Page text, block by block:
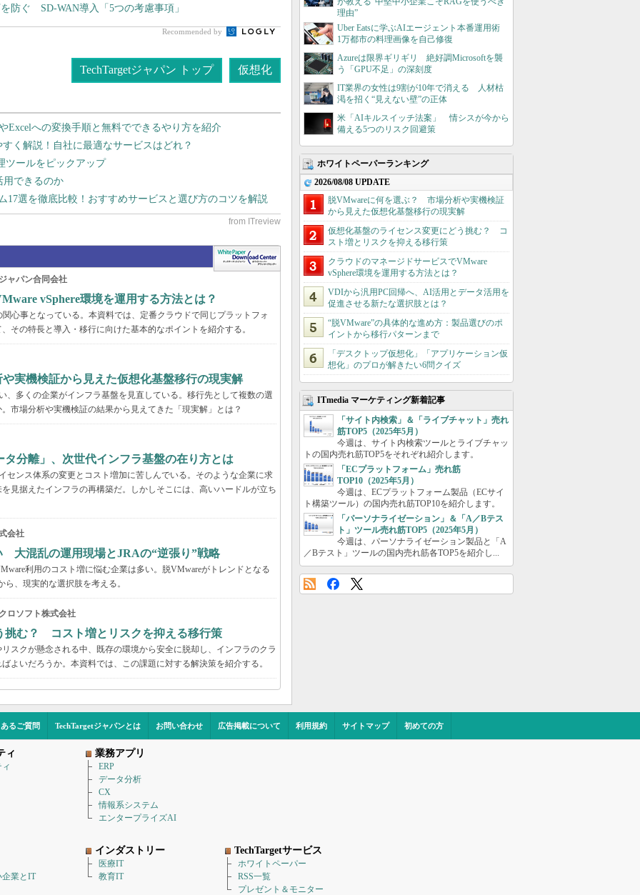
防ぐ SD-WAN導入「5つの考慮事項」
Recommended by
TechTargetジャパン トップ 仮想化
Excelへの変換手順と無料でできるやり方を紹介
く解説！自社に最適なサービスはどれ？
ツールをピックアップ
用できるのか
17選を徹底比較！おすすめサービスと選び方のコツを解説
ャパン合同会社
vSphere環境を運用する方法とは？
心事となっている。本資料では、定番クラウドで同じプラットフォ
その特長と導入・移行に向けた基本的なポイントを紹介する。
実機検証から見えた仮想化基盤移行の現実解
、多くの企業がインフラ基盤を見直している。移行先として複数の選
市場分析や実機検証の結果から見えてきた「現実解」とは？
分離」、次世代インフラ基盤の在り方とは
センス体系の変更とコスト増加に苦しんでいる。そのような企業に求
見据えたインフラの再構築だ。しかしそこには、高いハードルが立ち
会社
大混乱の運用現場とJRAの“逆張り”戦略
利用のコスト増に悩む企業は多い。脱VMwareがトレンドとなる
、現実的な選択肢を考える。
ロソフト株式会社
挑む？ コスト増とリスクを抑える移行策
スクが懸念される中、既存の環境から安全に脱却し、インフラのクラ
よいだろうか。本資料では、この課題に対する解決策を紹介する。
理由”
Uber Eatsに学ぶAIエージェント本番運用術
1万都市の料理画像を自己修復
Azureは限界ギリギリ 絶好調Microsoftを襲
う「GPU不足」の深刻度
IT業界の女性は9割が10年で消える 人材枯
渇を招く“見えない壁”の正体
米「AIキルスイッチ法案」 情シスが今から
備える5つのリスク回避策
ホワイトペーパーランキング
2026/08/08 UPDATE
脱VMwareに何を選ぶ？ 市場分析や実機検証
から見えた仮想化基盤移行の現実解
仮想化基盤のライセンス変更にどう挑む？ コ
スト増とリスクを抑える移行策
クラウドのマネージドサービスでVMware
vSphere環境を運用する方法とは？
VDIから汎用PC回帰へ、AI活用とデータ活用を
促進させる新たな選択肢とは？
“脱VMware”の具体的な進め方：製品選びのポ
イントから移行パターンまで
「デスクトップ仮想化」「アプリケーション仮
想化」のプロが解きたい6問クイズ
ITmedia マーケティング新着記事
「サイト内検索」＆「ライブチャット」売れ
筋TOP5（2025年5月）
今週は、サイト内検索ツールとライブチャッ
トの国内売れ筋TOP5をそれぞれ紹介します。
「ECプラットフォーム」売れ筋
TOP10（2025年5月）
今週は、ECプラットフォーム製品（ECサイ
ト構築ツール）の国内売れ筋TOP10を紹介します。
「パーソナライゼーション」＆「A／Bテス
ト」ツール売れ筋TOP5（2025年5月）
今週は、パーソナライゼーション製品と「A
／Bテスト」ツールの国内売れ筋各TOP5を紹介し...
るご質問 TechTargetジャパンとは お問い合わせ 広告掲載について 利用規約 サイトマップ 初めての方
ィ 業務アプリ
ERP
データ分析
CX
情報系システム
エンタープライズAI
企業とIT
インダストリー
医療IT
教育IT
TechTargetサービス
ホワイトペーパー
RSS一覧
プレゼント＆モニター